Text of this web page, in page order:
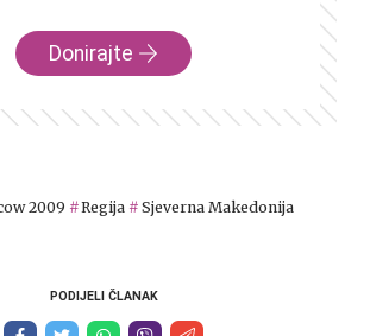
Donirajte
2009 Regija Sjeverna Makedonija
PODIJELI ČLANAK